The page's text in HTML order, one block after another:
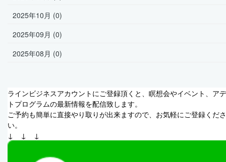
2025年10月 (0)
2025年09月 (0)
2025年08月 (0)
ラインビジネスアカウントにご登録頂くと、瞑想会やイベント、ア
トプログラムの最新情報を配信致します。
ご予約も簡単に直接やり取りが出来ますので、お気軽にご登録くださ
い。
↓　↓　↓